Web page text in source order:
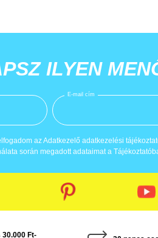
ILYEN
E-mail cím
az Adatkezelő adatkezelési
során megadott adataimat a
Ft-